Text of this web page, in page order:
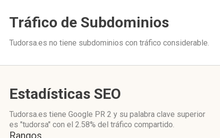
Tráfico de Subdominios
Tudorsa.es no tiene subdominios con tráfico considerable.
Estadísticas SEO
Tudorsa.es tiene Google PR 2 y su palabra clave superior
es "tudorsa" con el 2.58% del tráfico compartido.
Rangos